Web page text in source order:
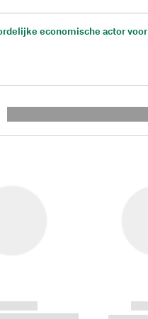
economische actor voor